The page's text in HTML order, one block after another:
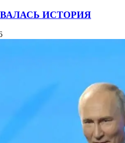
ИСТОРИЯ